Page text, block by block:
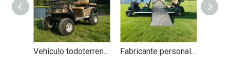
Vehículo todoterreno eléctrico con buggy de caza todoterreno del mejor fabricante - EG2020ASZ Fabricante personalizado al por mayor de carritos de golf para discapacitados - EG2068T